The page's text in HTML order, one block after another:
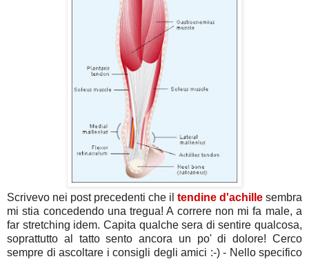
Scrivevo nei post precedenti che il tendine d'achille sembra
mi stia concedendo una tregua! A correre non mi fa male, a
far stretching idem. Capita qualche sera di sentire qualcosa,
soprattutto al tatto sento ancora un po' di dolore! Cerco
sempre di ascoltare i consigli degli amici :-) - Nello specifico